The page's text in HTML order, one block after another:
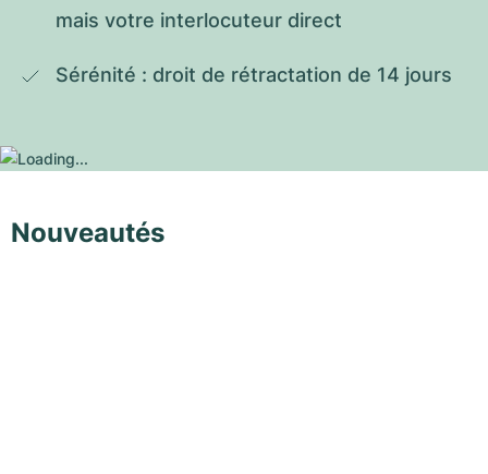
mais votre interlocuteur direct
Sérénité : droit de rétractation de 14 jours
Nouveautés